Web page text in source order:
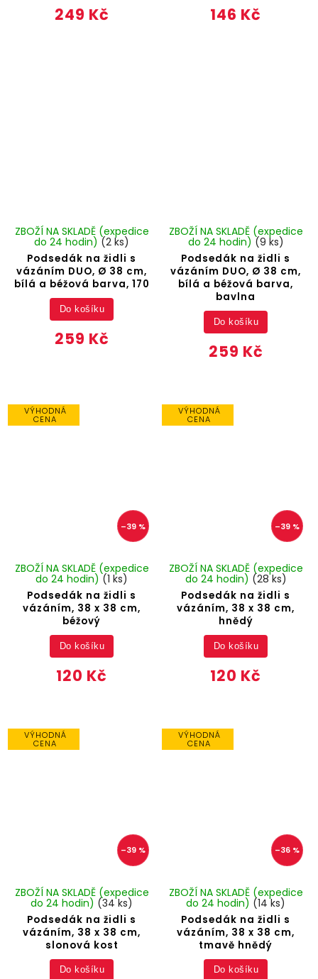
249 Kč 146 Kč
Podsedák na židli s
vázáním DUO, Ø 38 cm,
bílá a béžová barva, 170
ZBOŽÍ NA SKLADĚ (expedice
do 24 hodin) (2 ks)
259 Kč
Do košíku
Podsedák na židli s
vázáním DUO, Ø 38 cm,
bílá a béžová barva,
bavlna
ZBOŽÍ NA SKLADĚ (expedice
do 24 hodin) (9 ks)
259 Kč
Do košíku
VÝHODNÁ
CENA
–39 %
Podsedák na židli s
vázáním, 38 x 38 cm,
béžový
ZBOŽÍ NA SKLADĚ (expedice
do 24 hodin) (1 ks)
120 Kč
Do košíku
VÝHODNÁ
CENA
–39 %
Podsedák na židli s
vázáním, 38 x 38 cm,
hnědý
ZBOŽÍ NA SKLADĚ (expedice
do 24 hodin) (28 ks)
120 Kč
Do košíku
VÝHODNÁ
CENA
–39 %
Podsedák na židli s
vázáním, 38 x 38 cm,
slonová kost
ZBOŽÍ NA SKLADĚ (expedice
do 24 hodin) (34 ks)
Do košíku
VÝHODNÁ
CENA
–36 %
Podsedák na židli s
vázáním, 38 x 38 cm,
tmavě hnědý
ZBOŽÍ NA SKLADĚ (expedice
do 24 hodin) (14 ks)
Do košíku